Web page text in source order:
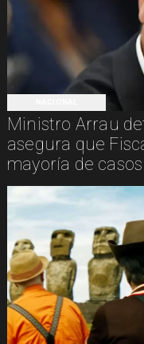
Ministro Arrau
asegura que
mayoría de casos